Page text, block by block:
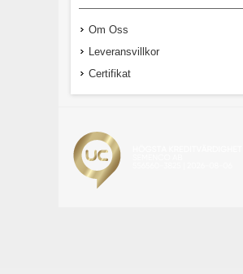
Om Oss
Leveransvillkor
Certifikat